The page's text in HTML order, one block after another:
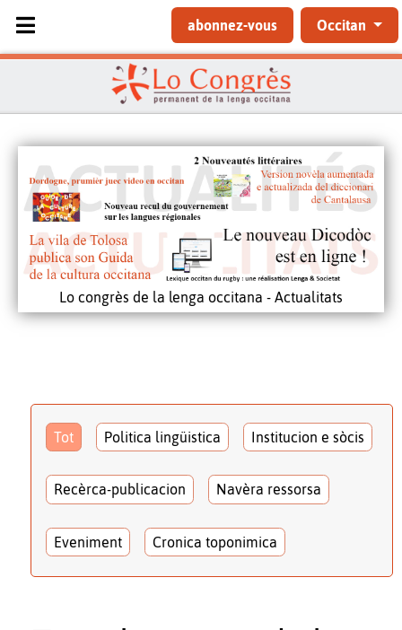
Sélectionnez votre langue
abonnez-vous Occitan
Lo congrès de la lenga occitana - Actualitats
Tot Politica lingüistica Institucion e sòcis
Recèrca-publicacion Navèra ressorsa
Eveniment Cronica toponimica